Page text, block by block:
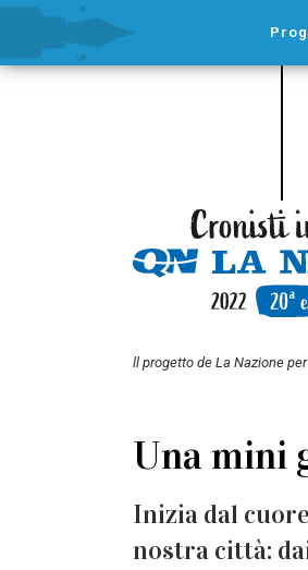
ll progetto de La Nazione
Una mini
Inizia dal
nostra città: